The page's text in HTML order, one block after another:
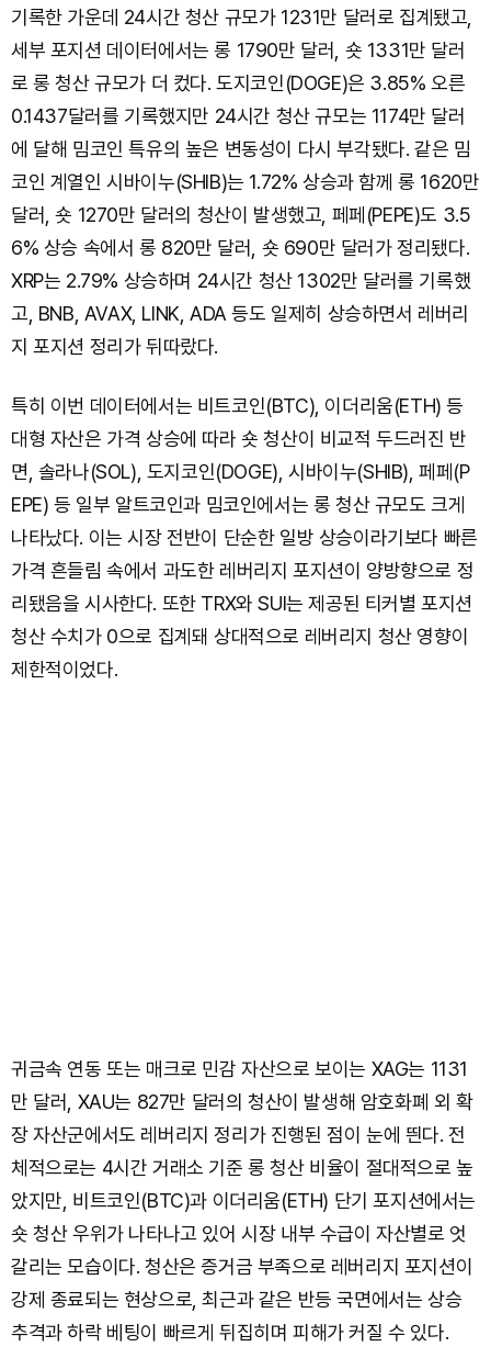
기록한 가운데 24시간 청산 규모가 1231만 달러로 집계됐고,
세부 포지션 데이터에서는 롱 1790만 달러, 숏 1331만 달러
로 롱 청산 규모가 더 컸다. 도지코인(DOGE)은 3.85% 오른
0.1437달러를 기록했지만 24시간 청산 규모는 1174만 달러
에 달해 밈코인 특유의 높은 변동성이 다시 부각됐다. 같은 밈
코인 계열인 시바이누(SHIB)는 1.72% 상승과 함께 롱 1620만
달러, 숏 1270만 달러의 청산이 발생했고, 페페(PEPE)도 3.5
6% 상승 속에서 롱 820만 달러, 숏 690만 달러가 정리됐다.
XRP는 2.79% 상승하며 24시간 청산 1302만 달러를 기록했
고, BNB, AVAX, LINK, ADA 등도 일제히 상승하면서 레버리
지 포지션 정리가 뒤따랐다.
특히 이번 데이터에서는 비트코인(BTC), 이더리움(ETH) 등
대형 자산은 가격 상승에 따라 숏 청산이 비교적 두드러진 반
면, 솔라나(SOL), 도지코인(DOGE), 시바이누(SHIB), 페페(P
EPE) 등 일부 알트코인과 밈코인에서는 롱 청산 규모도 크게
나타났다. 이는 시장 전반이 단순한 일방 상승이라기보다 빠른
가격 흔들림 속에서 과도한 레버리지 포지션이 양방향으로 정
리됐음을 시사한다. 또한 TRX와 SUI는 제공된 티커별 포지션
청산 수치가 0으로 집계돼 상대적으로 레버리지 청산 영향이
제한적이었다.
귀금속 연동 또는 매크로 민감 자산으로 보이는 XAG는 1131
만 달러, XAU는 827만 달러의 청산이 발생해 암호화폐 외 확
장 자산군에서도 레버리지 정리가 진행된 점이 눈에 띈다. 전
체적으로는 4시간 거래소 기준 롱 청산 비율이 절대적으로 높
았지만, 비트코인(BTC)과 이더리움(ETH) 단기 포지션에서는
숏 청산 우위가 나타나고 있어 시장 내부 수급이 자산별로 엇
갈리는 모습이다. 청산은 증거금 부족으로 레버리지 포지션이
강제 종료되는 현상으로, 최근과 같은 반등 국면에서는 상승
추격과 하락 베팅이 빠르게 뒤집히며 피해가 커질 수 있다.